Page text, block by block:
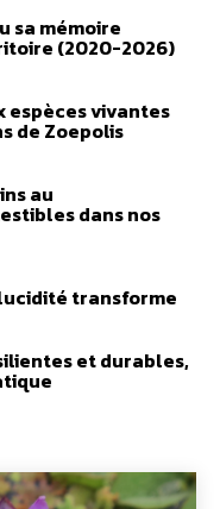
sa mémoire
(2020-2026)
vivantes
de Zoepolis
au
dans nos
transforme
et durables,